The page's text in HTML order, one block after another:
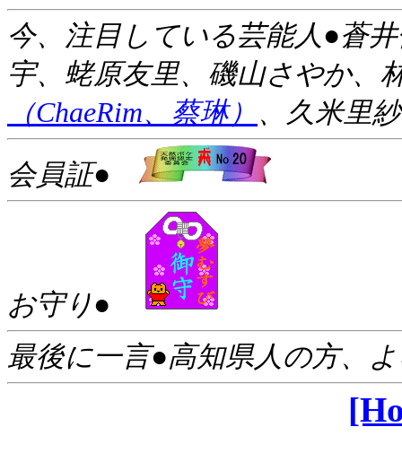
今、注目している芸能人●蒼
宇、蛯原友里、磯山さやか、
（ChaeRim、蔡琳） 、久米里
会員証●
お守り●
最後に一言●高知県人の方、